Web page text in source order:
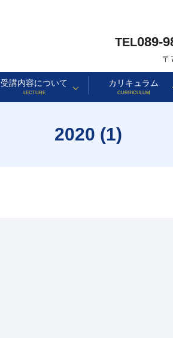
TEL089-
〒
受講内容について
LECTURE
カリキュラム
CURRICULUM
2020 (1)